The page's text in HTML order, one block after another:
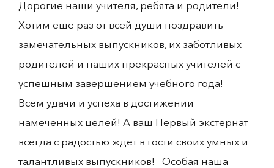
Дорогие наши учителя, ребята и родители!
Хотим еще раз от всей души поздравить
замечательных выпускников, их заботливых
родителей и наших прекрасных учителей с
успешным завершением учебного года!
Всем удачи и успеха в достижении
намеченных целей! А ваш Первый экстернат
всегда с радостью ждет в гости своих умных и
талантливых выпускников! Особая наша